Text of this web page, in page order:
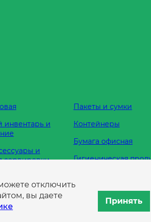
инвентарь и
и
сервировки
Пакеты и сумки
Контейнеры
Бумага офисная
Гигиеническая
отключить
вы даете
Принять